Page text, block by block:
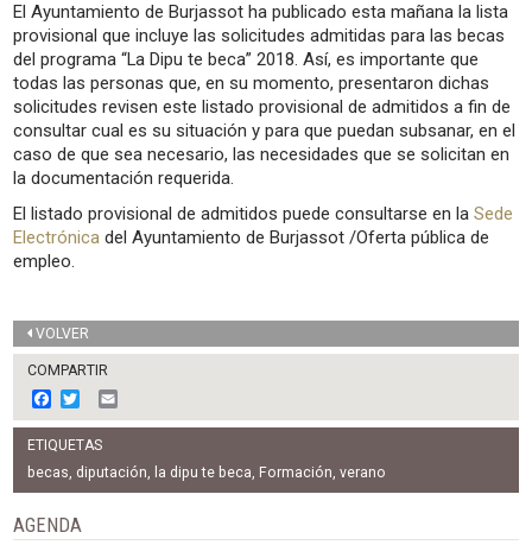
El Ayuntamiento de Burjassot ha publicado esta mañana la lista
provisional que incluye las solicitudes admitidas para las becas
del programa “La Dipu te beca” 2018. Así, es importante que
todas las personas que, en su momento, presentaron dichas
solicitudes revisen este listado provisional de admitidos a fin de
consultar cual es su situación y para que puedan subsanar, en el
caso de que sea necesario, las necesidades que se solicitan en
la documentación requerida.
El listado provisional de admitidos puede consultarse en laSede
Electrónica del Ayuntamiento de Burjassot /Oferta pública de
empleo.
VOLVER
COMPARTIR
F
a
c
e
b
o
o
k
w
i
t
t
e
m
l
ETIQUETAS
becas, diputación, la dipu te beca, Formación,verano
AGENDA